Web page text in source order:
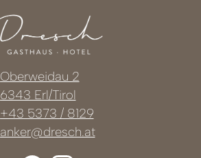
Oberweidau 2
6343 Erl/Tirol
+43 5373 / 8129
anker@dresch.at